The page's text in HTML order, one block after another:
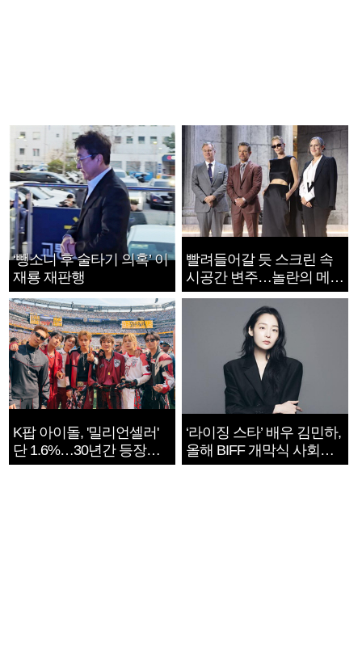
‘뺑소니 후 술타기 의혹’ 이
재룡 재판행
빨려들어갈 듯 스크린 속
시공간 변주…놀란의 메시
지는 ‘전쟁 속죄’
K팝 아이돌, '밀리언셀러'
단 1.6%…30년간 등장
1182개팀 전수조사
‘라이징 스타’ 배우 김민하,
올해 BIFF 개막식 사회자
확정